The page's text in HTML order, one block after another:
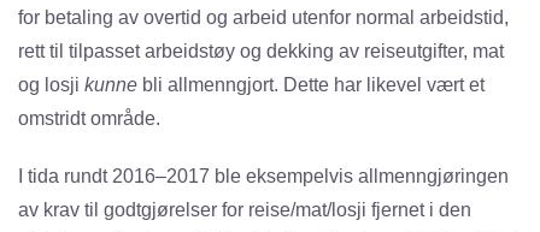
for betaling av overtid og arbeid utenfor normal arbeidstid,
rett til tilpasset arbeidstøy og dekking av reiseutgifter, mat
og losji kunne bli allmenngjort. Dette har likevel vært et
omstridt område.
I tida rundt 2016–2017 ble eksempelvis allmenngjøringen
av krav til godtgjørelser for reise/mat/losji fjernet i den